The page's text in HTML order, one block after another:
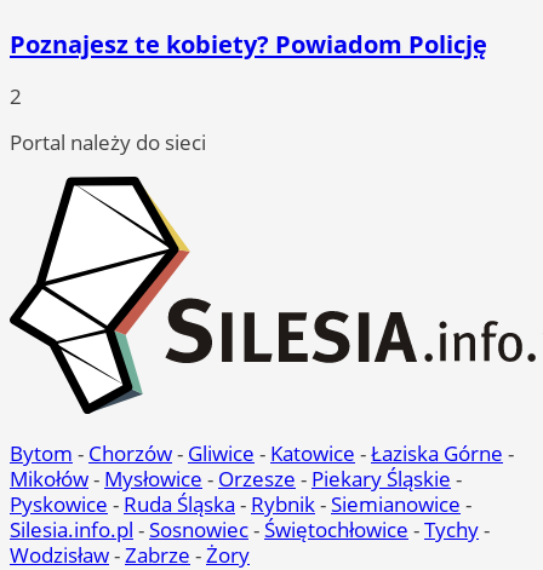
Poznajesz te kobiety? Powiadom Policję
2
Portal należy do sieci
Bytom - Chorzów- Gliwice - Katowice -Łaziska Górne -
Mikołów- Mysłowice - Orzesze - Piekary Śląskie -
Pyskowice - Ruda Śląska - Rybnik-Siemianowice -
Silesia.info.pl -Sosnowiec-Świętochłowice -Tychy-
Wodzisław-Zabrze -Żory